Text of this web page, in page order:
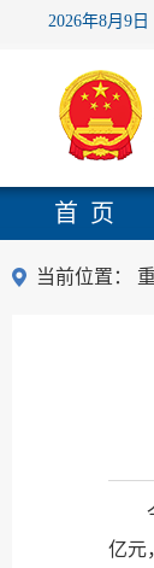
2026年8月9日
首 页
当前位置：
亿元